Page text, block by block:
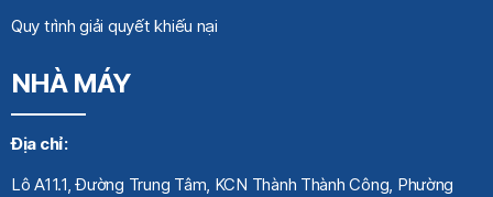
Quy trình giải quyết khiếu nại
NHÀ MÁY
Địa chỉ:
Lô A11.1, Đường Trung Tâm, KCN Thành Thành Công, Phường